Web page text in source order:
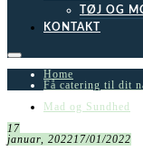
TØJ OG
KONTAKT
Home
Få catering til dit
Mad og Sundhed
17
januar, 202217/01/2022